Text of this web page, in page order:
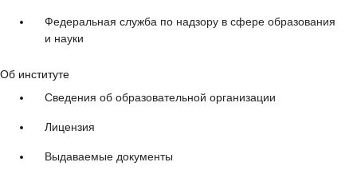
Федеральная служба по надзору в сфере образования
и науки
Об институте
Сведения об образовательной организации
Лицензия
Выдаваемые документы